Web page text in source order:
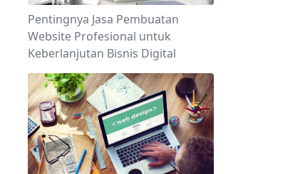
Pentingnya Jasa Pembuatan
Website Profesional untuk
Keberlanjutan Bisnis Digital